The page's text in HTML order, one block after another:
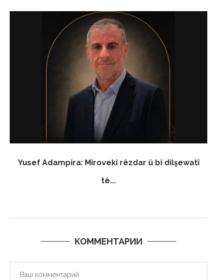
Yusef Adampira: Mirovekî rêzdar û bi dilşewatî
tê...
КОММЕНТАРИИ